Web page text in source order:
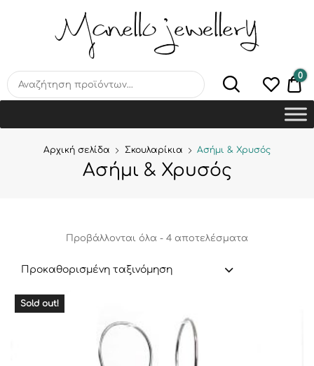
HANDMADE JEWELLERY
LAB
0
Αρχική σελίδα Σκουλαρίκια Ασήμι & Χρυσός
Ασήμι & Χρυσός
Προβάλλονται όλα - 4 αποτελέσματα
Προκαθορισμένη ταξινόμηση
Sold out!